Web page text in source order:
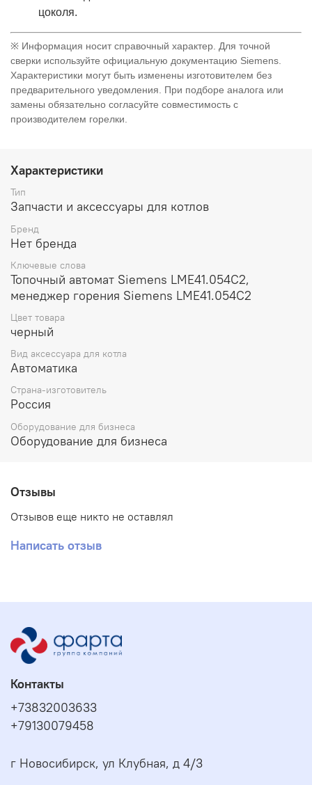
цоколя.
※ Информация носит справочный характер. Для точной
сверки используйте официальную документацию Siemens.
Характеристики могут быть изменены изготовителем без
предварительного уведомления. При подборе аналога или
замены обязательно согласуйте совместимость с
производителем горелки.
Характеристики
Тип
Запчасти и аксессуары для котлов
Бренд
Нет бренда
Ключевые слова
Топочный автомат Siemens LME41.054C2,
менеджер горения Siemens LME41.054C2
Цвет товара
черный
Вид аксессуара для котла
Автоматика
Страна-изготовитель
Россия
Оборудование для бизнеса
Оборудование для бизнеса
Отзывы
Отзывов еще никто не оставлял
Написать отзыв
Контакты
+73832003633
+79130079458
г Новосибирск, ул Клубная, д 4/3